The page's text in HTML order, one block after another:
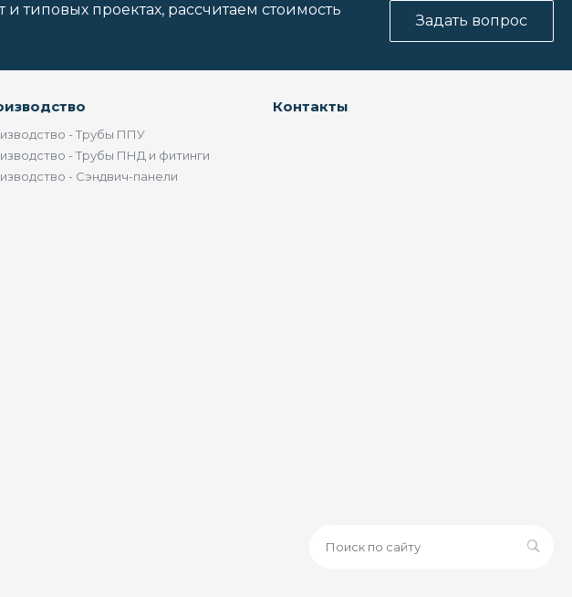
типовых проектах, рассчитаем стоимость
Задать вопрос
- Трубы ППУ
- Трубы ПНД и фитинги
- Сэндвич-панели
Контакты